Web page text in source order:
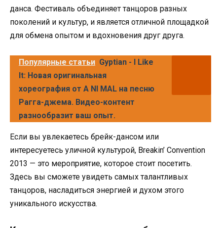
данса. Фестиваль объединяет танцоров разных
поколений и культур, и является отличной площадкой
для обмена опытом и вдохновения друг друга.
Популярные статьи Gyptian - I Like
It: Новая оригинальная
хореография от A NI MAL на песню
Рагга-джема. Видео-контент
разнообразит ваш опыт.
Если вы увлекаетесь брейк-дансом или
интересуетесь уличной культурой, Breakin’ Convention
2013 — это мероприятие, которое стоит посетить.
Здесь вы сможете увидеть самых талантливых
танцоров, насладиться энергией и духом этого
уникального искусства.